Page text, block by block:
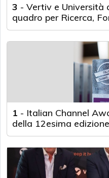
3 - Vertiv e Università
quadro per Ricerca,
1 - Italian Channel
della 12esima edizione